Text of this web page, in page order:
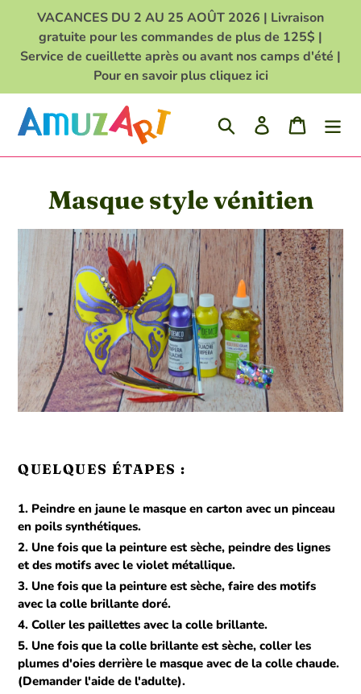
contenu
VACANCES DU 2 AU 25 AOÛT 2026 | Livraison
gratuite pour les commandes de plus de 125$ |
Service de cueillette après ou avant nos camps d'été |
Pour en savoir plus cliquez ici
RechercherSe connecter
Panier
C
o
l
l
e
c
t
i
n
:
Masque style vénitien
QUELQUES ÉTAPES :
Peindre en jaune le masque en carton avec un pinceau
en poils synthétiques.
Une fois que la peinture est sèche, peindre des lignes
et des motifs avec le violet métallique.
Une fois que la peinture est sèche, faire des motifs
avec la colle brillante doré.
Coller les paillettes avec la colle brillante.
Une fois que la colle brillante est sèche, coller les
plumes d'oies derrière le masque avec de la colle chaude.
(Demander l'aide de l'adulte).